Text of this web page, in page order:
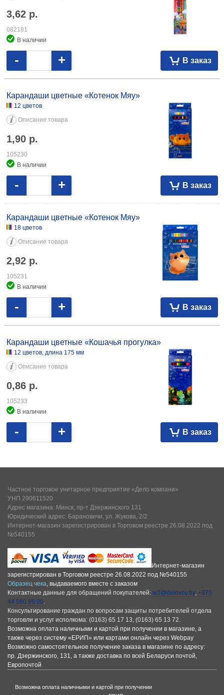
3,62 р.
082181
В наличии
В заказ
- +
Карандаши цветные «Котенок Мяу»
12 цветов
Описание товара
1,90 р.
105230
В наличии
В заказ
- +
Карандаши цветные «Котенок Мяу»
18 цветов
Описание товара
2,92 р.
105231
В наличии
В заказ
- +
Карандаши цветные «Кошачья прогулка»
12 цветов, длина 175 мм
Описание товара
0,86 р.
105233
В наличии
В заказ
- +
Частное торговое унитарное предприятие «Дело компани»
УНП 290611520
Адрес магазина: Минск, пр-т Дзержинского 131
Юридический адрес: Барановичи, ул. Жукова, 2/2
Интернет-магазин зарегистрирован в Торговом реестре 26.08.2022 под
№540155
Интернет-магазин
зарегистрирован в Торговом реестре 26.08.2022 под №540155
Образец чека, выдаваемого вместе с заказом
Контактные данные для обращений покупателей: w2@delovoy.by, +375
44 560 96 00.
Консультирование граждан по вопросам защиты потребителей отдела
торговли и услуг исполкома: (0163) 65 17 13, (0163) 65 13 72.
Возможна оплата наличными и картой при получении в магазине, а
также через систему «ЕРИП» или картами онлайн через Webpay
Возможно самостоятельное получение заказа в магазине по адресу:
пр. Дзержинского, 131, а также доставка по всей Беларуси почтой,
Европочтой
Возможна оплата наличными и картой при получении